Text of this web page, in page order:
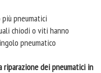
pneumatici
chiodi o viti hanno
pneumatico
riparazione dei pneumatici in